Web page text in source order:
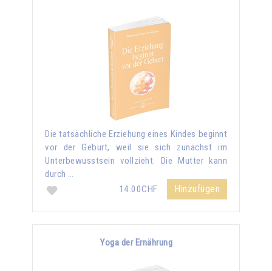
Die tatsächliche Erziehung eines Kindes beginnt
vor der Geburt, weil sie sich zunächst im
Unterbewusstsein vollzieht. Die Mutter kann
durch …
14.00CHF
Hinzufügen
Yoga der Ernährung